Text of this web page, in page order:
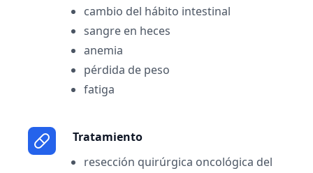
cambio del hábito intestinal
sangre en heces
anemia
pérdida de peso
fatiga
Tratamiento
resección quirúrgica oncológica del